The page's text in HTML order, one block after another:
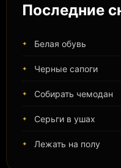
Последние
Белая обувь
Черные сапоги
Собирать чемодан
Серьги в ушах
Лежать на полу